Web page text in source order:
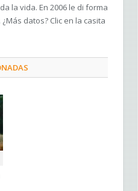
la vida. En 2006 le di forma
datos? Clic en la casita